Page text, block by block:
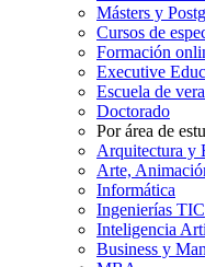
Másters y
Cursos de
Formación
Executive
Escuela de
Doctorado
Por área de
Arquitectura y
Arte,
Informática
Ingenierías TIC
Inteligencia
Business y